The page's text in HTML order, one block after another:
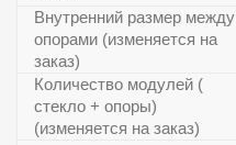
Внутренний размер между
опорами (изменяется на
заказ)
Количество модулей (
стекло + опоры)
(изменяется на заказ)